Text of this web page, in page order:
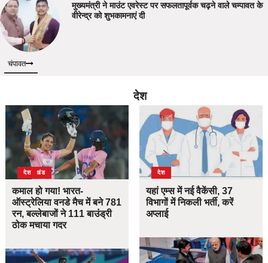
मुख्यमंत्री ने माउंट एवरेस्ट पर सफलतापूर्वक चढ़ने वाले चम्पावत के
वीरेन्द्र को शुभकामनाएं दी
चंपावत
देश
उत्तराखंड
देश
कमाल हो गया! भारत-
ऑस्ट्रेलिया वनडे मैच में बने 781
रन, बल्लेबाजों ने 111 बाउंड्री
ठोक मचाया गदर
देश
यहां एम्स में नई वैकेंसी, 37
विभागों में निकली भर्ती, करें
अप्लाई